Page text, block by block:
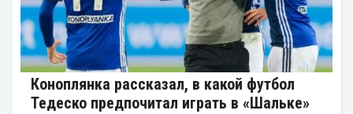
Коноплянка рассказал, в какой футбол
Тедеско предпочитал играть в «Шальке»